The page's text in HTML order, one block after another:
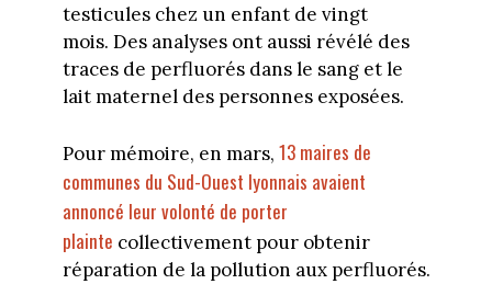
testicules chez un enfant de vingt
mois. Des analyses ont aussi révélé des
traces de perfluorés dans le sang et le
lait maternel des personnes exposées.
Pour mémoire, en mars, 13 maires de
communes du Sud-Ouest lyonnais avaient
annoncé leur volonté de porter
plainte collectivement pour obtenir
réparation de la pollution aux perfluorés.